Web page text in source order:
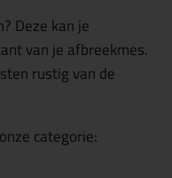
Deze kan je
van je afbreekmes.
rustig van de
categorie: